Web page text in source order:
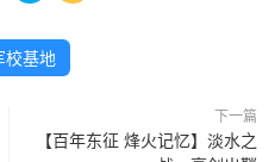
校基地
下一篇
【百年东征 烽火记忆】淡水之